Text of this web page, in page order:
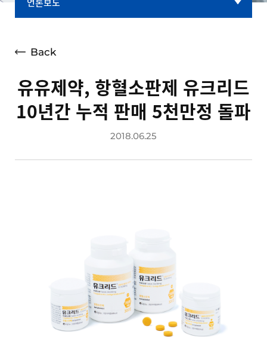
광고소개
공지사항
고객지원
Back
유유제약, 항혈소판제 유크리드
10년간 누적 판매 5천만정 돌파
2018.06.25